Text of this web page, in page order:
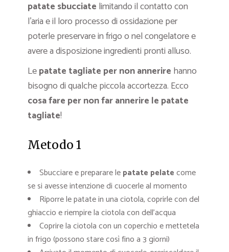
patate sbucciate limitando il contatto con
l’aria e il loro processo di ossidazione per
poterle preservare in frigo o nel congelatore e
avere a disposizione ingredienti pronti alluso.
Lepatate tagliate per non annerire hanno
bisogno di qualche piccola accortezza. Ecco
cosa fare per non far annerire le patate
tagliate!
Metodo 1
Sbucciare e preparare lepatate pelatecome
se si avesse intenzione di cuocerle al momento
Riporre le patate in una ciotola, coprirle con del
ghiaccio e riempire la ciotola con dell’acqua
Coprire la ciotola con un coperchio e mettetela
in frigo (possono stare così fino a 3 giorni)